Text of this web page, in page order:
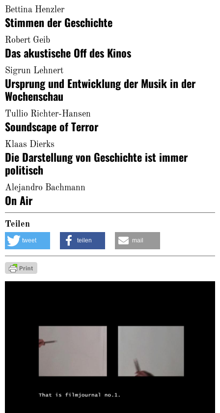
Bettina Henzler
Stimmen der Geschichte
Robert Geib
Das akustische Off des Kinos
Sigrun Lehnert
Ursprung und Entwicklung der Musik in der
Wochenschau
Tullio Richter-Hansen
Soundscape of Terror
Klaas Dierks
Die Darstellung von Geschichte ist immer
politisch
Alejandro Bachmann
On Air
Teilen
tweet teilen mail